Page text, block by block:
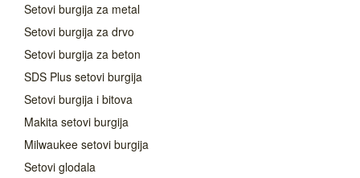
Setovi burgija za metal
Setovi burgija za drvo
Setovi burgija za beton
SDS Plus setovi burgija
Setovi burgija i bitova
Makita setovi burgija
Milwaukee setovi burgija
Setovi glodala